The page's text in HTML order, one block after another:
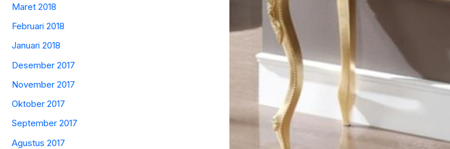
Maret 2018
Februari 2018
Januari 2018
Desember 2017
November 2017
Oktober 2017
September 2017
Agustus 2017